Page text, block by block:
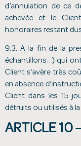
d’annulation de ce
achevée et le
honoraires restant
9.3. A la fin de la
échantillons…) qui
Client s’avère très
en absence
Client dans les 15
détruits ou utilisés à
ARTICLE 10